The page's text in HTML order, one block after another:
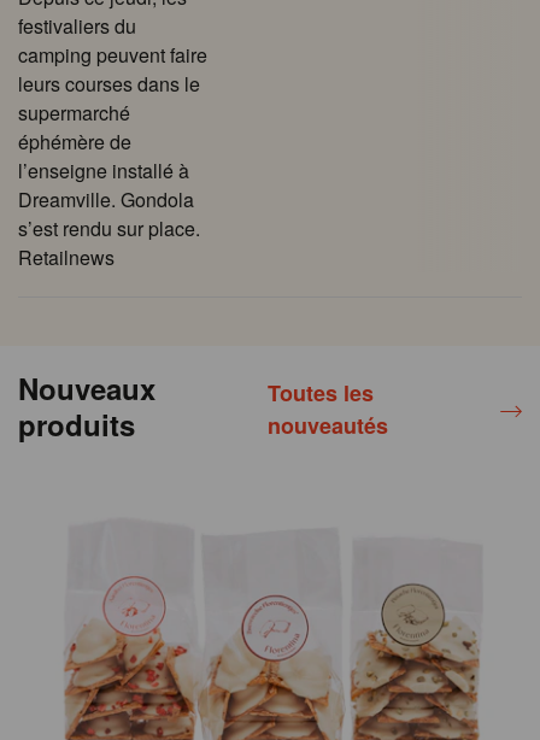
festivaliers du
camping peuvent faire
leurs courses dans le
supermarché
éphémère de
l’enseigne installé à
Dreamville. Gondola
s’est rendu sur place.
Retailnews
Nouveaux
produits
Toutes les
nouveautés